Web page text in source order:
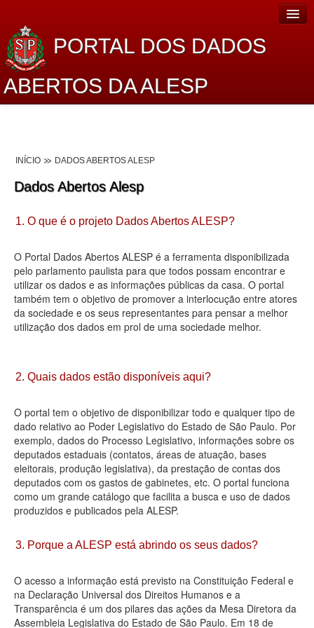
PORTAL DOS DADOS
ABERTOS DA ALESP
Lei de Acesso à Informação
Dados Governamentais Abertos
Planejamento
Catálogo de dados
Processo Legislativo
Deputados Estaduais
Agenda
Perguntas frequentes
Contato
INÍCIO DADOS ABERTOS ALESP
Dados Abertos Alesp
1. O que é o projeto Dados Abertos ALESP?
O Portal Dados Abertos ALESP é a ferramenta disponibilizada
pelo parlamento paulista para que todos possam encontrar e
utilizar os dados e as informações públicas da casa. O portal
também tem o objetivo de promover a interlocução entre atores
da sociedade e os seus representantes para pensar a melhor
utilização dos dados em prol de uma sociedade melhor.
2. Quais dados estão disponíveis aqui?
O portal tem o objetivo de disponibilizar todo e qualquer tipo de
dado relativo ao Poder Legislativo do Estado de São Paulo. Por
exemplo, dados do Processo Legislativo, informações sobre os
deputados estaduais (contatos, áreas de atuação, bases
eleitorais, produção legislativa), da prestação de contas dos
deputados com os gastos de gabinetes, etc. O portal funciona
como um grande catálogo que facilita a busca e uso de dados
produzidos e publicados pela ALESP.
3. Porque a ALESP está abrindo os seus dados?
O acesso a informação está previsto na Constituição Federal e
na Declaração Universal dos Direitos Humanos e a
Transparência é um dos pilares das ações da Mesa Diretora da
Assembleia Legislativa do Estado de São Paulo. Em 18 de